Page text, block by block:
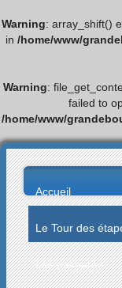
Warning: array_shift()
in /home/www/
Warning:
failed to
/home/www/
Accueil
Le Tour des
Les palmarès